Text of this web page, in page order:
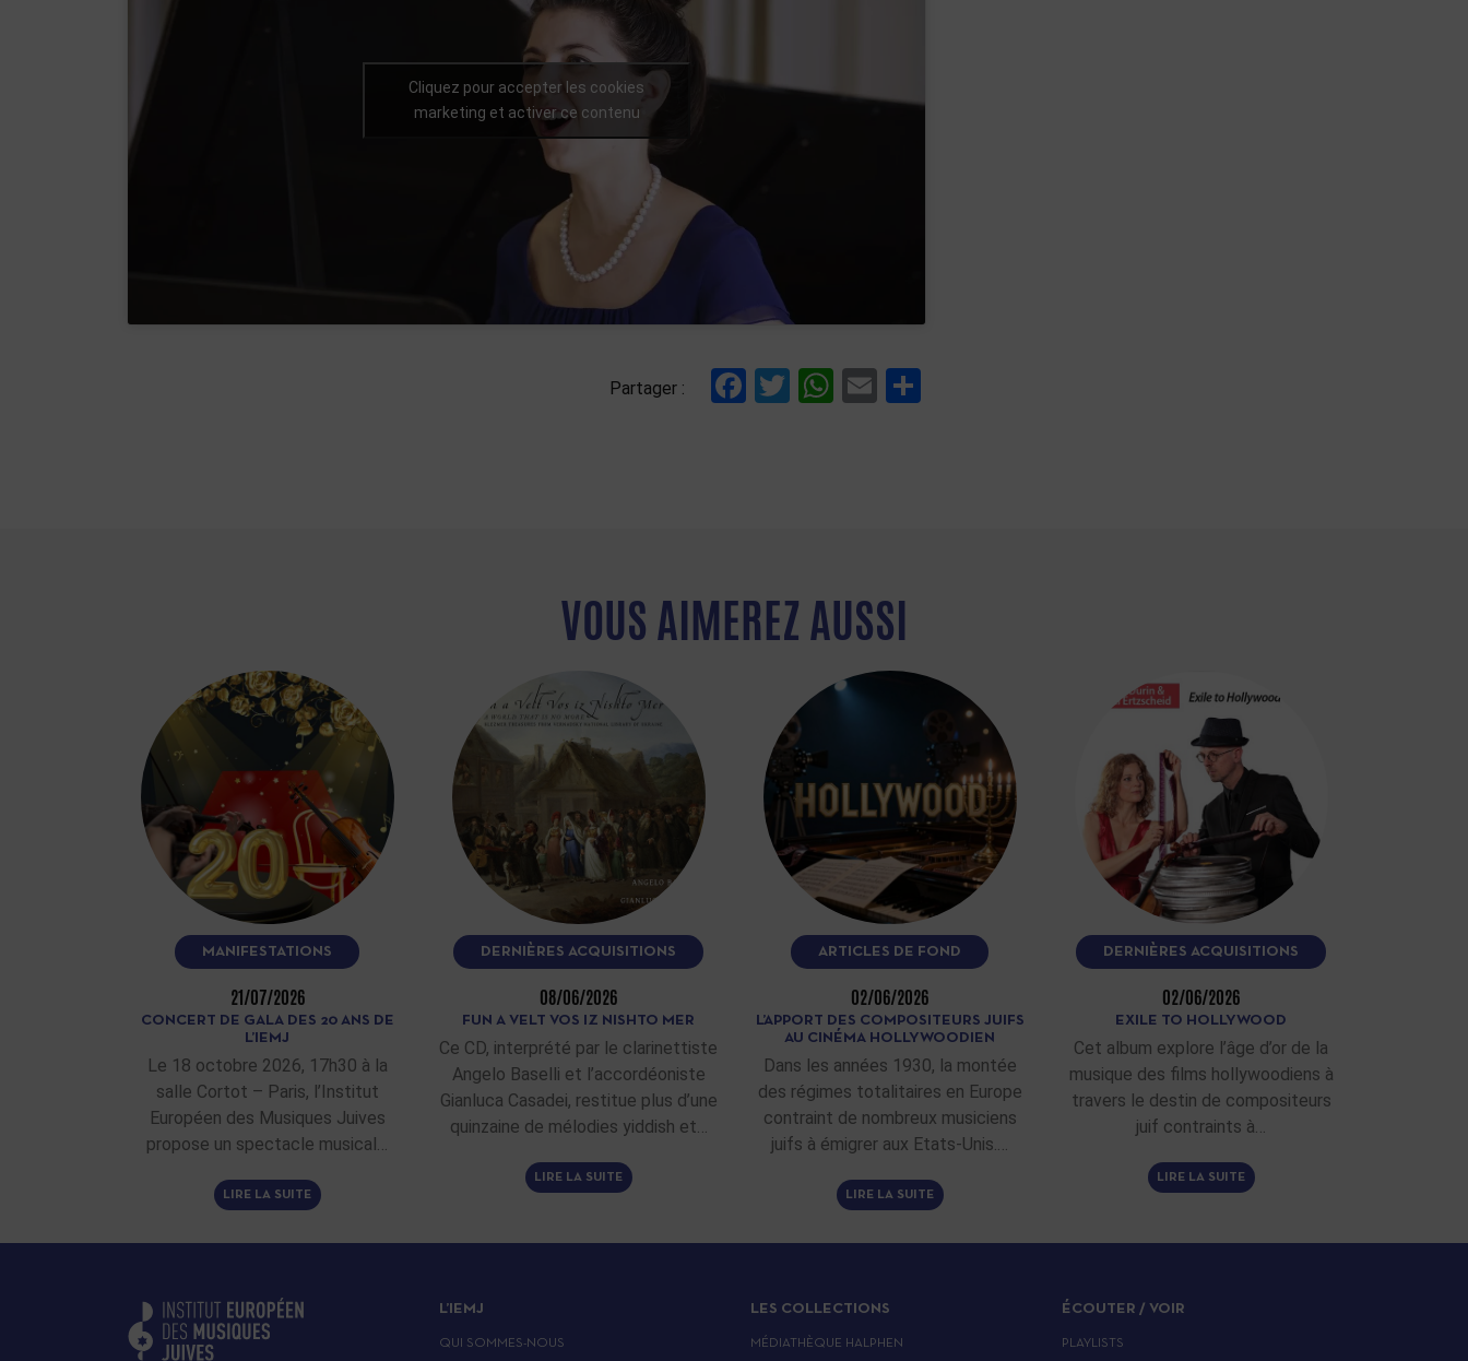
Cliquez pour accepter les cookies
marketing et activer ce contenu
Partager : Facebook
Twitter
WhatsApp
Email
VOUS AIMEREZ AUSSI
MANIFESTATIONS
21/07/2026
CONCERT DE GALA DES 20 ANS DE
L’IEMJ
Le 18 octobre 2026, 17h30 à la
salle Cortot – Paris, l’Institut
Européen des Musiques Juives
propose un spectacle musical…
LIRE LA SUITE
DERNIÈRES ACQUISITIONS
08/06/2026
FUN A VELT VOS IZ NISHTO MER
Ce CD, interprété par le clarinettiste
Angelo Baselli et l’accordéoniste
Gianluca Casadei, restitue plus d’une
quinzaine de mélodies yiddish et…
LIRE LA SUITE
ARTICLES DE FOND
02/06/2026
L’APPORT DES COMPOSITEURS JUIFS
AU CINÉMA HOLLYWOODIEN
Dans les années 1930, la montée
des régimes totalitaires en Europe
contraint de nombreux musiciens
juifs à émigrer aux Etats-Unis.…
LIRE LA SUITE
DERNIÈRES ACQUISITIONS
02/06/2026
EXILE TO HOLLYWOOD
Cet album explore l’âge d’or de la
musique des films hollywoodiens à
travers le destin de compositeurs
juif contraints à…
LIRE LA SUITE
L’IEMJ
QUI SOMMES-NOUS
LES COLLECTIONS
MÉDIATHÈQUE HALPHEN
ÉCOUTER / VOIR
PLAYLISTS